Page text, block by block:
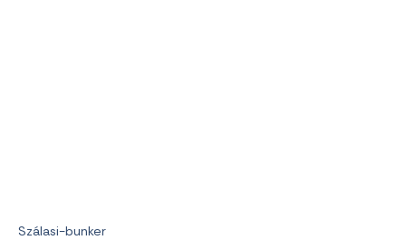
Szálasi-bunker